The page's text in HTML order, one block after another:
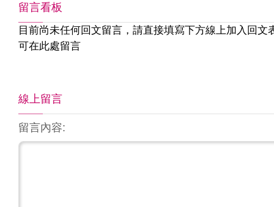
留言看板
目前尚未任何回文留言，請直接填寫下方線上加入回文
可在此處留言
線上留言
留言內容: